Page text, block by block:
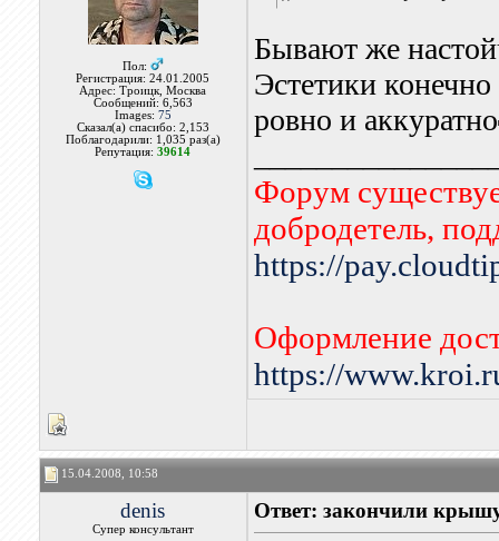
Пол:
Регистрация: 24.01.2005
Адрес: Троицк, Москва
Сообщений: 6,563
Images: 75
Сказал(а) спасибо: 2,153
Поблагодарили: 1,035 раз(а)
Репутация:39614
Бывают же
Эстетики
ровно и аккуратно
Форум
добродетель,
https://
Оформление
https://
15.04.2008, 10:58
denis
Супер консультант
Ответ: закончили